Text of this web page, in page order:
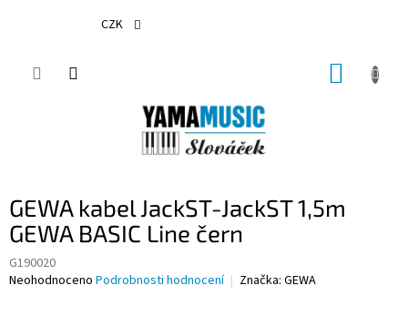
CZK
GEWA kabel JackST-JackST 1,5m
GEWA BASIC Line čern
G190020
Průměrné
Neohodnoceno Podrobnosti hodnocení Značka: GEWA